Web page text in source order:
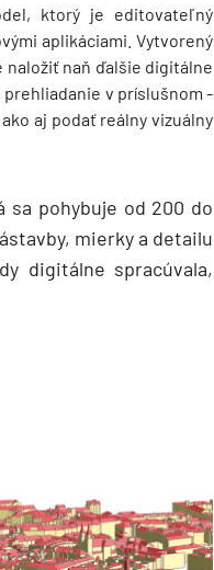
ktorý je editovateľný
aplikáciami. Vytvorený
­naložiť naň ďalšie digitálne
prehliadanie v príslušnom
aj podať ­reálny vizuálny
sa pohybuje od 200 do
mierky a detailu
digitálne spracúvala,